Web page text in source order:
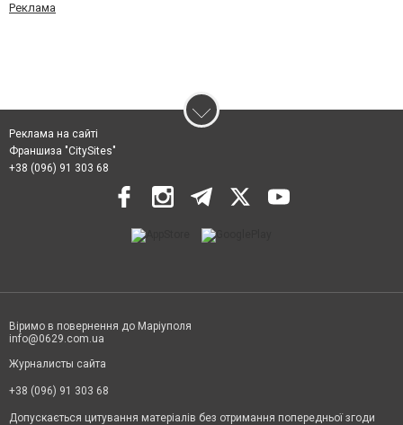
Реклама
Реклама на сайті
Франшиза "CitySites"
+38 (096) 91 303 68
Віримо в повернення до Маріуполя
info@0629.com.ua
Журналисты сайта
+38 (096) 91 303 68
Допускається цитування матеріалів без отримання попередньої згоди